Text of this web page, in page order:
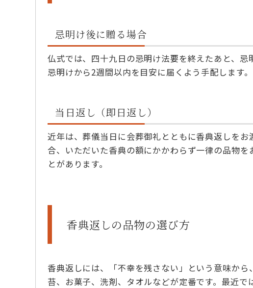
忌明け後に贈る場合
仏式では、四十九日の忌明け法要を終えたあと、忌
忌明けから2週間以内を目安に届くよう手配します。
当日返し（即日返し）
近年は、葬儀当日に会葬御礼とともに香典返しを
合、いただいた香典の額にかかわらず一律の品物
とがあります。
香典返しの品物の選び方
香典返しには、「不幸を残さない」という意味か
苔、お菓子、洗剤、タオルなどが定番です。最近